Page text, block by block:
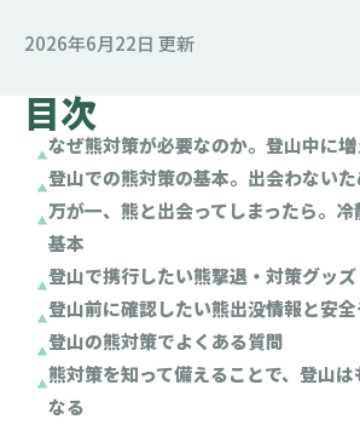
2026年6月22日 更新
目次
なぜ熊対策が必要なのか。登山中に
登山での熊対策の基本。出会わない
万が一、熊と出会ってしまったら。
基本
登山で携行したい熊撃退・対策グッズ
登山前に確認したい熊出没情報と安
登山の熊対策でよくある質問
熊対策を知って備えることで、登山は
なる